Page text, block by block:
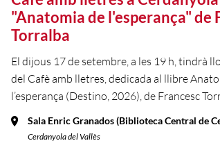
"Anatomia de l'esperança" de
Torralba
El dijous 17 de setembre, a les 19 h, tindrà
del Cafè amb lletres, dedicada al llibre
l’esperança (Destino, 2026), de Francesc
Sala Enric Granados (Biblioteca Central de
Cerdanyola del Vallès